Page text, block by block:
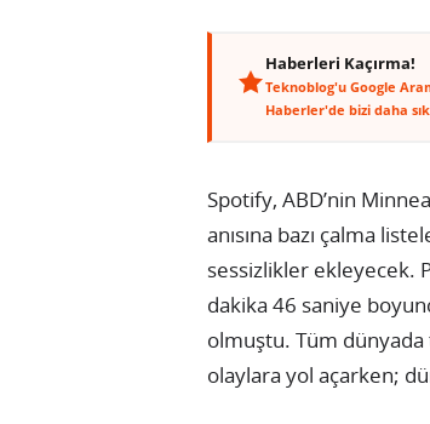
Haberleri Kaçırma!
Teknoblog'u Google
Haberler'de bizi daha
Spotify, ABD’nin
anısına bazı çalma
sessizlikler ekleyecek.
dakika 46 saniye
olmuştu. Tüm
olaylara yol açarken;